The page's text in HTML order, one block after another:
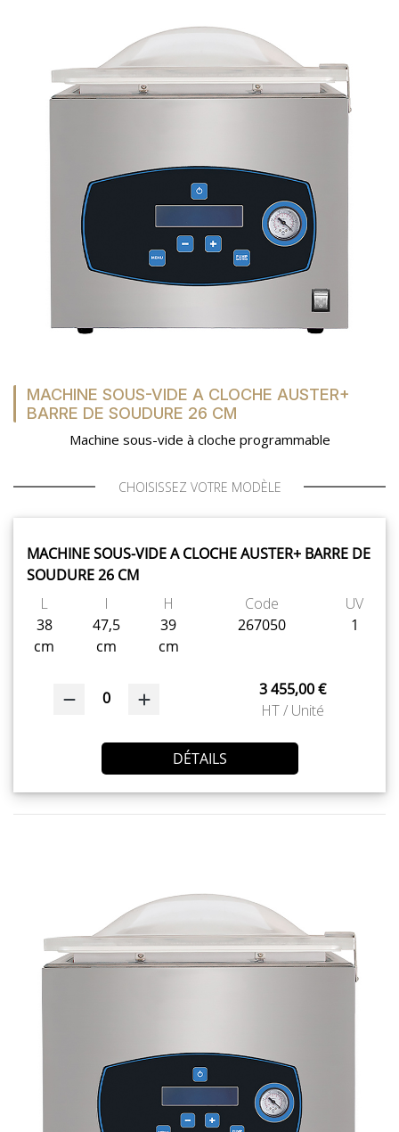
MACHINE SOUS-VIDE A CLOCHE AUSTER+
BARRE DE SOUDURE 26 CM
Machine sous-vide à cloche programmable
CHOISISSEZ VOTRE MODÈLE
MACHINE SOUS-VIDE A CLOCHE AUSTER+ BARRE DE
SOUDURE 26 CM
L
38
cm
l
47,5
cm
H
39
cm
Code
267050
UV
1
0
3 455,00 €
HT / Unité
DÉTAILS